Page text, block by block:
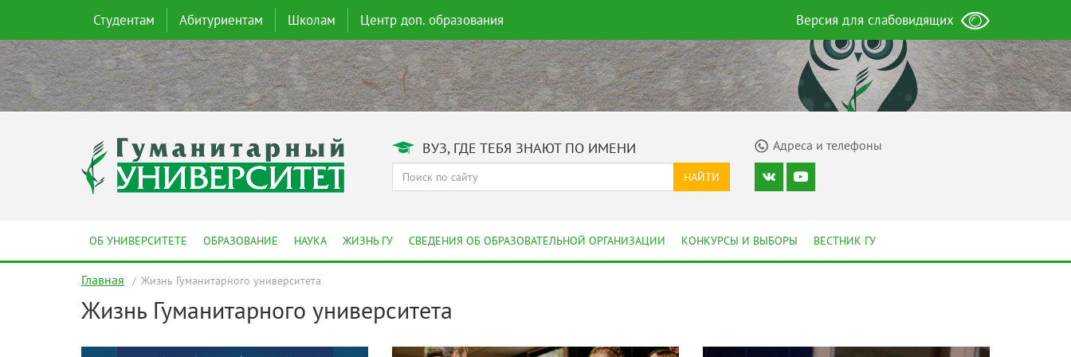
Студентам Абитуриентам Школам Центр доп. образования Версия для слабовидящих
ВУЗ, ГДЕ ТЕБЯ ЗНАЮТ ПО ИМЕНИ Адреса и телефоны
НАЙТИ
ОБ УНИВЕРСИТЕТЕ ОБРАЗОВАНИЕ НАУКА ЖИЗНЬ ГУ СВЕДЕНИЯ ОБ ОБРАЗОВАТЕЛЬНОЙ ОРГАНИЗАЦИИ КОНКУРСЫ И ВЫБОРЫ ВЕСТНИК ГУ
Главная Жизнь Гуманитарного университета
Жизнь Гуманитарного университета